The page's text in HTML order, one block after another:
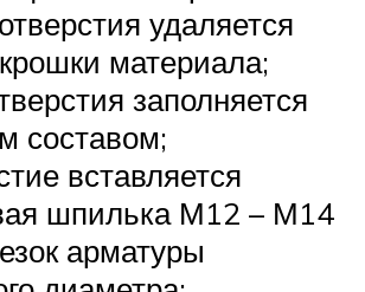
удаляется
материала;
заполняется
составом;
вставляется
шпилька М12 – М14
арматуры